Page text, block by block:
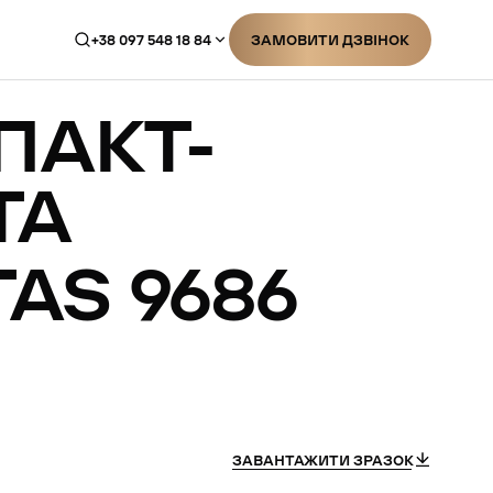
+38 097 548 18 84 ЗАМОВИТИ ДЗВІНОК
9686
ЗАВАНТАЖИТИ ЗРАЗОК